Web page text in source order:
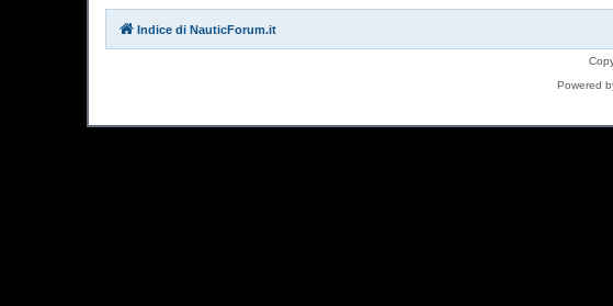
Indice di NauticForum.it
Powered